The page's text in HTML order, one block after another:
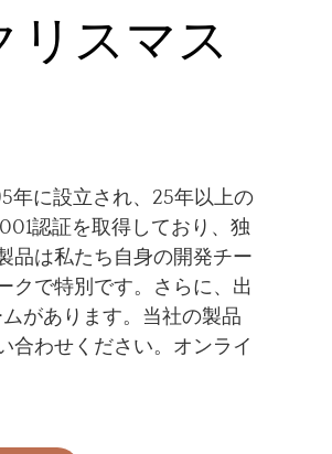
リスマス
年に設立され、25年以上の
認証を取得しており、独
品は私たち自身の開発チー
クで特別です。さらに、出
があります。当社の製品
合わせください。オンライ